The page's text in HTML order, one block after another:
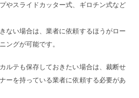
やスライドカッター式、ギロチン式など
ない場合は、業者に依頼するほうがロー
ングが可能です。
ルテも保存しておきたい場合は、裁断せ
ーを持っている業者に依頼する必要があ